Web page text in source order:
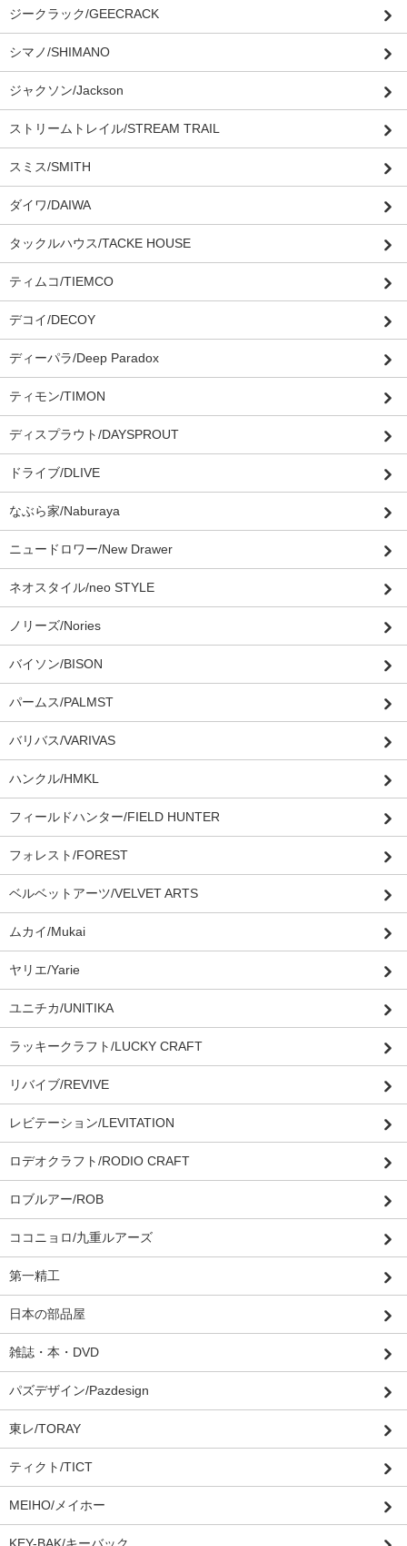
ジークラック/GEECRACK
シマノ/SHIMANO
ジャクソン/Jackson
ストリームトレイル/STREAM TRAIL
スミス/SMITH
ダイワ/DAIWA
タックルハウス/TACKE HOUSE
ティムコ/TIEMCO
デコイ/DECOY
ディーパラ/Deep Paradox
ティモン/TIMON
ディスプラウト/DAYSPROUT
ドライブ/DLIVE
なぶら家/Naburaya
ニュードロワー/New Drawer
ネオスタイル/neo STYLE
ノリーズ/Nories
バイソン/BISON
パームス/PALMST
バリバス/VARIVAS
ハンクル/HMKL
フィールドハンター/FIELD HUNTER
フォレスト/FOREST
ベルベットアーツ/VELVET ARTS
ムカイ/Mukai
ヤリエ/Yarie
ユニチカ/UNITIKA
ラッキークラフト/LUCKY CRAFT
リバイブ/REVIVE
レビテーション/LEVITATION
ロデオクラフト/RODIO CRAFT
ロブルアー/ROB
ココニョロ/九重ルアーズ
第一精工
日本の部品屋
雑誌・本・DVD
パズデザイン/Pazdesign
東レ/TORAY
ティクト/TICT
MEIHO/メイホー